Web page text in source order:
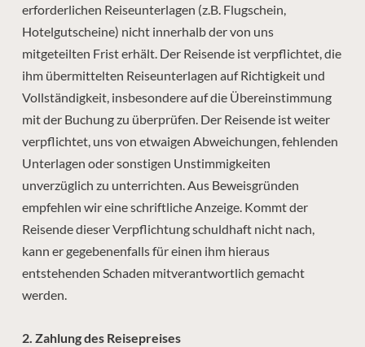
erforderlichen Reiseunterlagen (z.B. Flugschein,
Hotelgutscheine) nicht innerhalb der von uns
mitgeteilten Frist erhält. Der Reisende ist verpflichtet, die
ihm übermittelten Reiseunterlagen auf Richtigkeit und
Vollständigkeit, insbesondere auf die Übereinstimmung
mit der Buchung zu überprüfen. Der Reisende ist weiter
verpflichtet, uns von etwaigen Abweichungen, fehlenden
Unterlagen oder sonstigen Unstimmigkeiten
unverzüglich zu unterrichten. Aus Beweisgründen
empfehlen wir eine schriftliche Anzeige. Kommt der
Reisende dieser Verpflichtung schuldhaft nicht nach,
kann er gegebenenfalls für einen ihm hieraus
entstehenden Schaden mitverantwortlich gemacht
werden.
2. Zahlung des Reisepreises